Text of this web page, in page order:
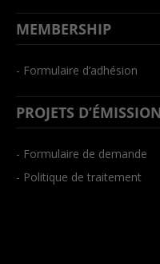
MEMBERSHIP
- Formulaire d’adhésion
PROJETS D’ÉMISSION
- Formulaire de demande
- Politique de traitement